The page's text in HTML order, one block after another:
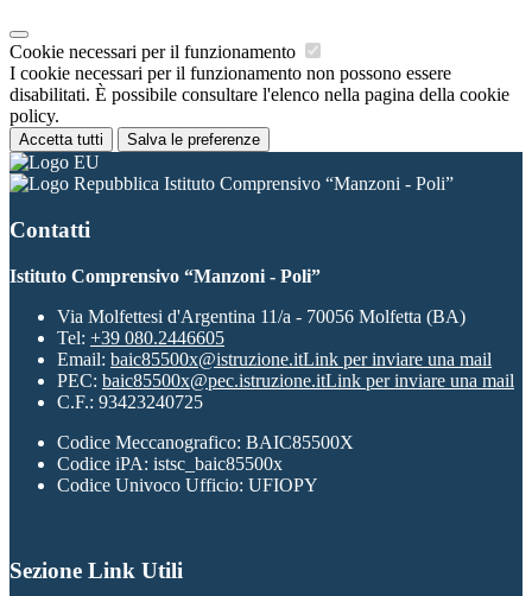
Cookie necessari per il funzionamento
I cookie necessari per il funzionamento non possono essere
disabilitati. È possibile consultare l'elenco nella pagina della cookie
policy.
Accetta tutti Salva le preferenze
Istituto Comprensivo “Manzoni - Poli”
Contatti
Istituto Comprensivo “Manzoni - Poli”
Via Molfettesi d'Argentina 11/a - 70056 Molfetta (BA)
Tel: +39 080.2446605
Email: baic85500x@istruzione.itLink per inviare una mail
PEC: baic85500x@pec.istruzione.itLink per inviare una mail
C.F.: 93423240725
Codice Meccanografico: BAIC85500X
Codice iPA: istsc_baic85500x
Codice Univoco Ufficio: UFIOPY
Sezione Link Utili